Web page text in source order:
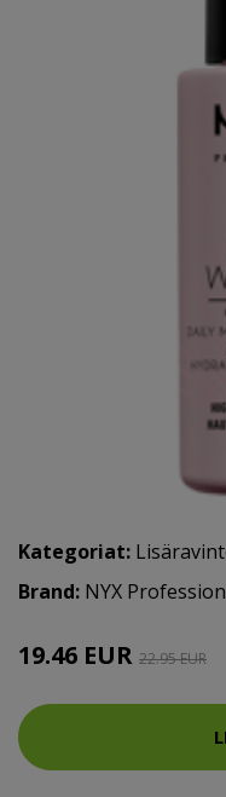
Kategoriat:
Brand: NYX
19.46 EUR 22.95 EUR